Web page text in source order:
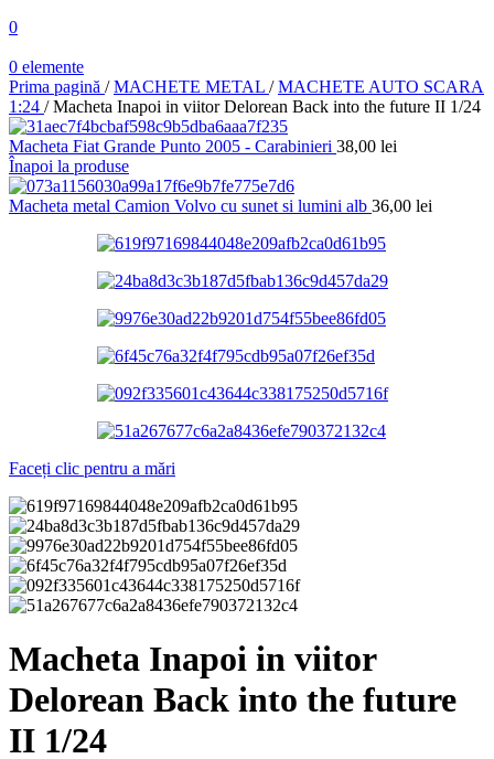
0
0 elemente
Prima pagină / MACHETE METAL / MACHETE AUTO SCARA
1:24 / Macheta Inapoi in viitor Delorean Back into the future II 1/24
Macheta Fiat Grande Punto 2005 - Carabinieri 38,00 lei
Înapoi la produse
Macheta metal Camion Volvo cu sunet si lumini alb 36,00 lei
Faceți clic pentru a mări
Macheta Inapoi in viitor
Delorean Back into the future
II 1/24